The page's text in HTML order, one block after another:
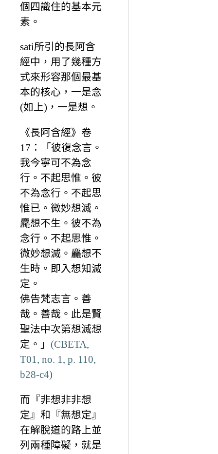
個四識住的基本元
素。
sati所引的長阿含
經中，用了幾種方
式來形容那個最基
本的核心，一是念
(如上)，一是想。
《長阿含經》卷
17：「彼復念言。
我今寧可不為念
行。不起思惟。彼
不為念行。不起思
惟已。微妙想滅。
麤想不生。彼不為
念行。不起思惟。
微妙想滅。麤想不
生時。即入想知滅
定。
佛告梵志言。善
哉。善哉。此是賢
聖法中次第想滅想
定。」 (CBETA,
T01, no. 1, p. 110,
b28-c4)
而『非想非非想
定』和『無想定』
在解脫道的路上並
列兩種障礙，就是